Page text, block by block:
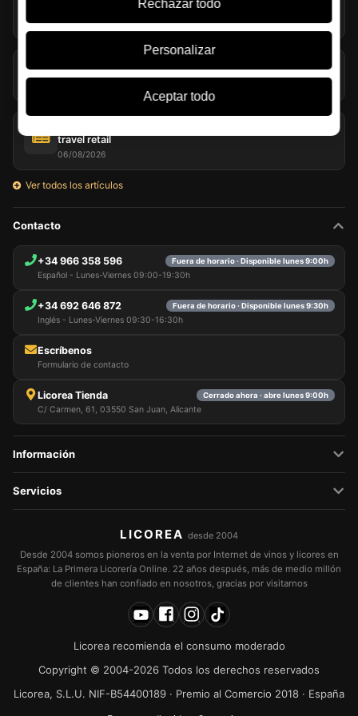
07/08/2026
travel retail
06/08/2026
Ver todos los artículos
Contacto
+34 966 358 596 Fuera de horario · Disponible lunes 9:00h
Español - Lunes-Viernes 09:00-19:30h
+34 692 646 872 Fuera de horario · Disponible lunes 9:30h
Inglés - Lunes-Viernes 09:30-16:30h
Escríbenos
Formulario de contacto
Licorea Tienda Cerrado ahora · abre lunes 9:00h
C/ Carmen, 61, 03550 San Juan, Alicante
Información
Servicios
LICOREA desde 2004
Desde 2004 somos pioneros en la venta por Internet de vinos y licores en
España: La Primera Licorería Online. 22 años después, más de medio millón
de clientes han confiado en nosotros, gracias por visitarnos
Licorea recomienda el consumo moderado
Copyright © 2004-2026 Todos los derechos reservados
Licorea, S.L.U. NIF-B54400189 · Premio al Comercio 2018 · España
Rechazar todo
Personalizar
Aceptar todo